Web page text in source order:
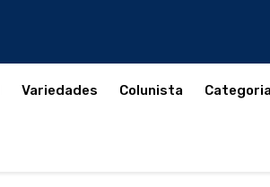
Variedades Colunista